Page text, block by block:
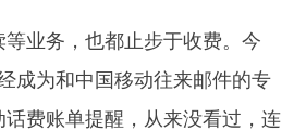
业务，也都止步于收费。今
成为和中国移动往来邮件的专
费账单提醒，从来没看过，连